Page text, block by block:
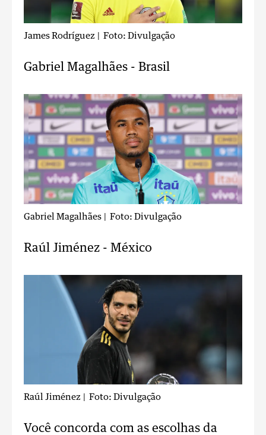
James Rodríguez | Foto: Divulgação
Gabriel Magalhães - Brasil
Gabriel Magalhães | Foto: Divulgação
Raúl Jiménez - México
Raúl Jiménez | Foto: Divulgação
Você concorda com as escolhas da